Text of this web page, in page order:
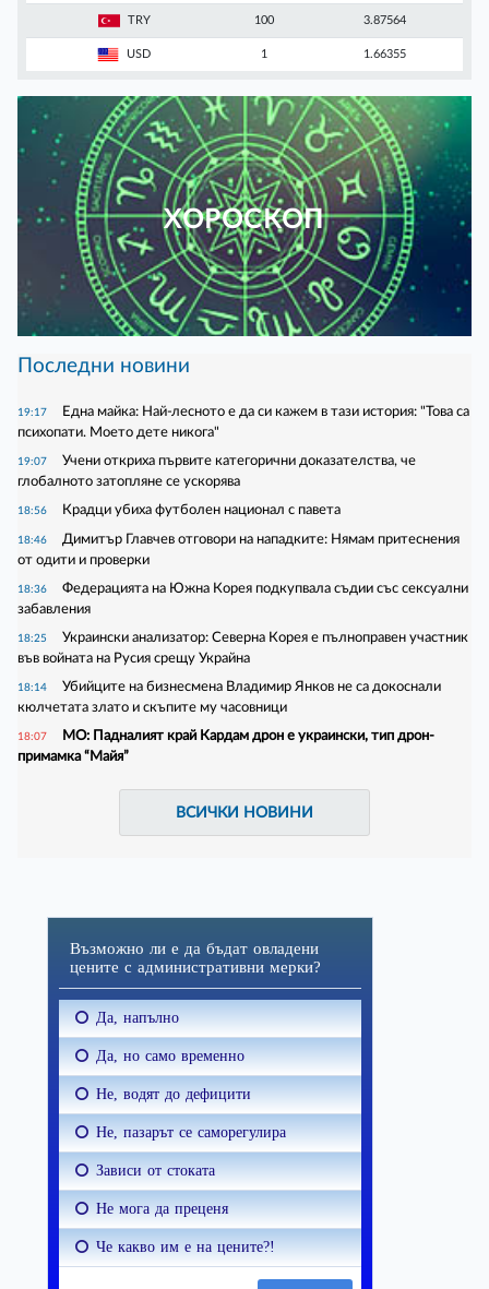
TRY 100 3.87564
USD 1 1.66355
ХОРОСКОП
Последни новини
19:17
Една майка: Най-лесното е да си кажем в тази история: "Това са
психопати. Моето дете никога"
19:07
Учени откриха първите категорични доказателства, че
глобалното затопляне се ускорява
18:56 Крадци убиха футболен национал с павета
18:46
Димитър Главчев отговори на нападките: Нямам притеснения
от одити и проверки
18:36
Федерацията на Южна Корея подкупвала съдии със сексуални
забавления
18:25
Украински анализатор: Северна Корея е пълноправен участник
във войната на Русия срещу Украйна
18:14
Убийците на бизнесмена Владимир Янков не са докоснали
кюлчетата злато и скъпите му часовници
18:07
МО: Падналият край Кардам дрон е украински, тип дрон-
примамка “Майя”
ВСИЧКИ НОВИНИ